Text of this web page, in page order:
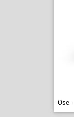
Ose -